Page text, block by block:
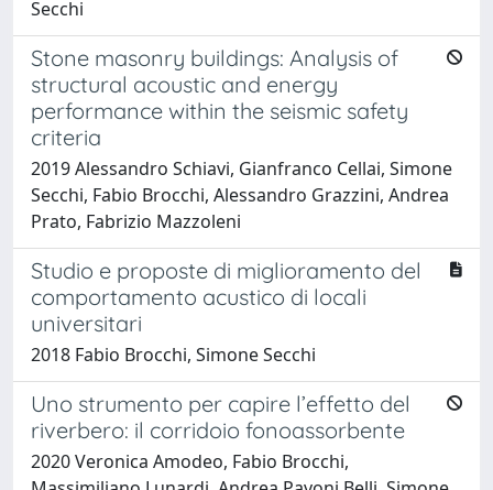
Secchi
Stone masonry buildings: Analysis of
structural acoustic and energy
performance within the seismic safety
criteria
2019 Alessandro Schiavi, Gianfranco Cellai, Simone
Secchi, Fabio Brocchi, Alessandro Grazzini, Andrea
Prato, Fabrizio Mazzoleni
Studio e proposte di miglioramento del
comportamento acustico di locali
universitari
2018 Fabio Brocchi, Simone Secchi
Uno strumento per capire l’effetto del
riverbero: il corridoio fonoassorbente
2020 Veronica Amodeo, Fabio Brocchi,